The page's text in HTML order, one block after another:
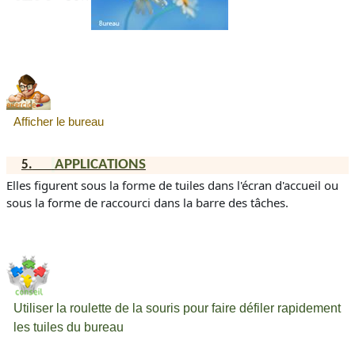
Afficher le bureau
5. APPLICATIONS
Elles figurent sous la forme de tuiles dans l'écran d'accueil ou
sous la forme de raccourci dans la barre des tâches.
Utiliser la roulette de la souris pour faire défiler rapidement
les tuiles du bureau